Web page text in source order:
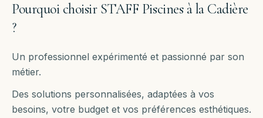
Pourquoi choisir STAFF Piscines àla Cadière
?
Un professionnel expérimenté et passionné par son
métier.
Des solutions personnalisées, adaptées à vos
besoins, votre budget et vos préférences esthétiques.